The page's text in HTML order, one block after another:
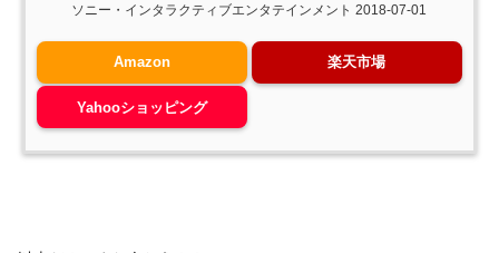
ソニー・インタラクティブエンタテインメント 2018-07-01
Amazon 楽天市場
Yahooショッピング